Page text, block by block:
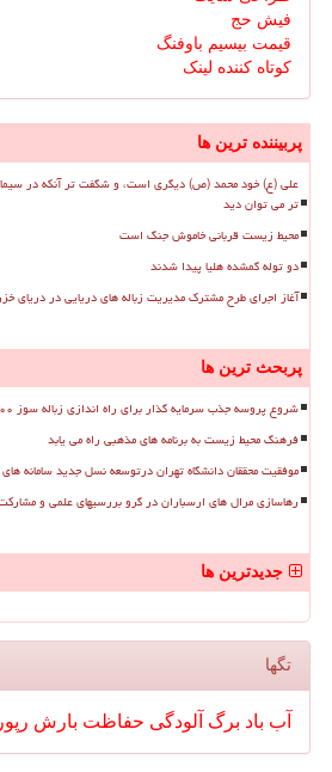
فیش حج
قیمت بیسیم باوفنگ
کوتاه کننده لینک
پربیننده ترین ها
علی (ع) خود محمد (ص) دیگری است، و شگفت تر آنکه در
تر می توان دید
محیط زیست قربانی خاموش جنگ است
دو توله گمشده هلیا پیدا شدند
آغاز اجرای طرح مشترک مدیریت زباله های دریایی در دریای
پربحث ترین ها
شروع پروسه جذب سرمایه گذار برای راه اندازی زباله سوز ۳۰۰ تنی اصفهان
فرهنگ محیط زیست به برنامه های مذهبی راه می یابد
موفقیت محققان دانشگاه تهران درتوسعه نسل جدید سامانه
رهاسازی مرال های ارسباران در گرو بررسیهای علمی و
جدیدترین ها
تگها
آب باد برگ آلودگی حفاظت بارش